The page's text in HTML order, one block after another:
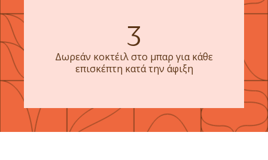
3
Δωρεάν κοκτέιλ στο μπαρ για κάθε
επισκέπτη κατά την άφιξη